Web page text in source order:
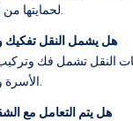
لحمايتها من الصدمات والخدوش.
22. هل يشمل النقل
النقل تشمل فك وتركيب
الأسرة والخزائن والطاولات.
23. هل يتم التعامل مع